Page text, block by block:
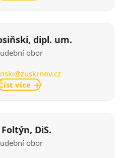
dipl. um.
obor
více →
DiS.
obor